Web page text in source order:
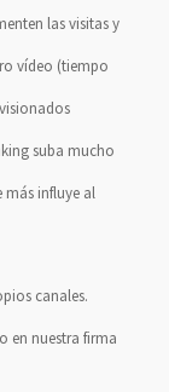
las visitas y
vídeo (tiempo
suba mucho
más influye al
canales.
en nuestra firma